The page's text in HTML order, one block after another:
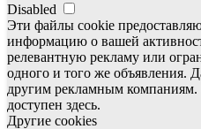
Disabled
Эти файлы cookie
информацию о вашей
релевантную рекламу или
одного и того же объявления.
другим рекламным
доступен здесь.
Другие cookies